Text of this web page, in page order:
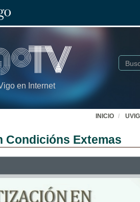
en Internet
Buscar
INICIO
Condicións Extemas